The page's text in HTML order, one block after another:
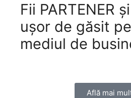
Fii PARTENER
ușor de găsit
mediul de
Află mai